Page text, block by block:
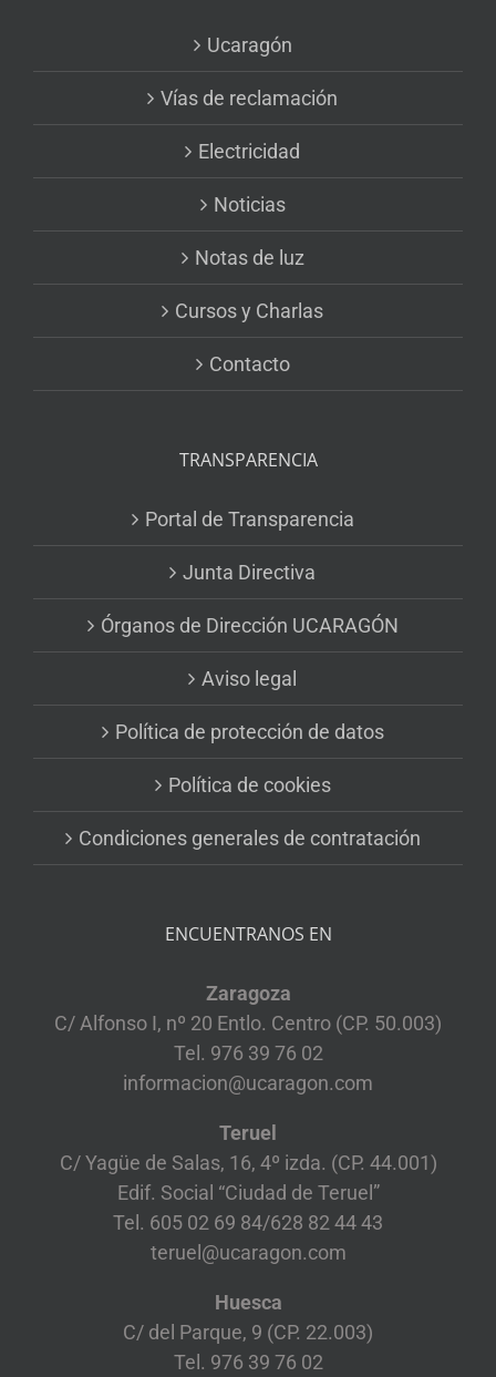
Ucaragón
Vías de reclamación
Electricidad
Noticias
Notas de luz
Cursos y Charlas
Contacto
TRANSPARENCIA
Portal de Transparencia
Junta Directiva
Órganos de Dirección UCARAGÓN
Aviso legal
Política de protección de datos
Política de cookies
Condiciones generales de contratación
ENCUENTRANOS EN
Zaragoza
C/ Alfonso I, nº 20 Entlo. Centro (CP. 50.003)
Tel. 976 39 76 02
informacion@ucaragon.com
Teruel
C/ Yagüe de Salas, 16, 4º izda. (CP. 44.001)
Edif. Social “Ciudad de Teruel”
Tel. 605 02 69 84/628 82 44 43
teruel@ucaragon.com
Huesca
C/ del Parque, 9 (CP. 22.003)
Tel. 976 39 76 02